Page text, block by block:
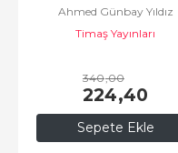
Sepete Ekle
Ahmed Günbay Yıldız
Timaş Yayınları
340,00
224,40